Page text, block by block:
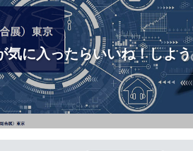
気に入ったらいいね！しよう